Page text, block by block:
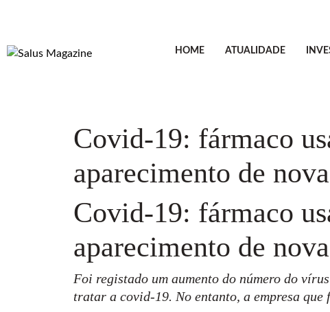
HOME ATUALIDADE
Covid-19: fármaco
aparecimento de
Covid-19: fármaco
aparecimento de
Foi registado um aumento do número do
tratar a covid-19. No entanto, a empresa que